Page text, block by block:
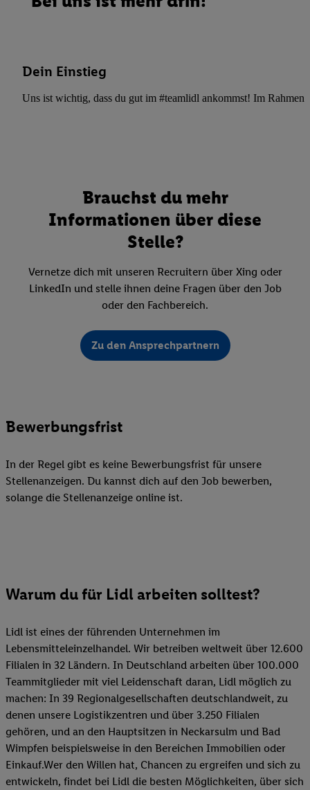
Dein Einstieg
Uns ist wichtig, dass du gut im #teamlidl ankommst! Im Rahmen
Brauchst du mehr
Informationen über diese
Stelle?
Vernetze dich mit unseren Recruitern über Xing oder
LinkedIn und stelle ihnen deine Fragen über den Job
oder den Fachbereich.
Zu den Ansprechpartnern
Bewerbungsfrist
In der Regel gibt es keine Bewerbungsfrist für unsere
Stellenanzeigen. Du kannst dich auf den Job bewerben,
solange die Stellenanzeige online ist.
Warum du für Lidl arbeiten solltest?
Lidl ist eines der führenden Unternehmen im
Lebensmitteleinzelhandel. Wir betreiben weltweit über 12.600
Filialen in 32 Ländern. In Deutschland arbeiten über 100.000
Teammitglieder mit viel Leidenschaft daran, Lidl möglich zu
machen: In 39 Regionalgesellschaften deutschlandweit, zu
denen unsere Logistikzentren und über 3.250 Filialen
gehören, und an den Hauptsitzen in Neckarsulm und Bad
Wimpfen beispielsweise in den Bereichen Immobilien oder
Einkauf.Wer den Willen hat, Chancen zu ergreifen und sich zu
entwickeln, findet bei Lidl die besten Möglichkeiten, über sich